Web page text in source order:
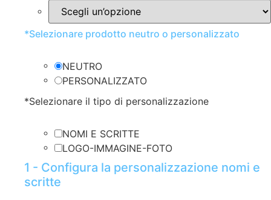
*Selezionare prodotto neutro o personalizzato
NEUTRO
PERSONALIZZATO
*Selezionare il tipo di personalizzazione
NOMI E SCRITTE
LOGO-IMMAGINE-FOTO
1 - Configura la personalizzazione nomi e
scritte